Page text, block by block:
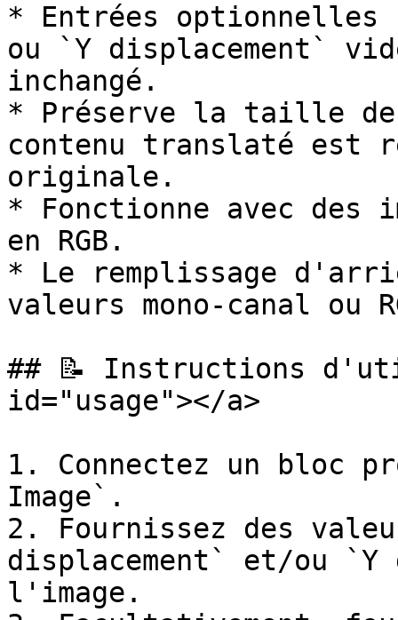
* Entrées
ou `Y displacement`
inchangé.
* Préserve la taille
contenu translaté est
originale.
* Fonctionne avec des
en RGB.
* Le remplissage
valeurs mono-canal ou
## 📝 Instructions
id="usage"></a>
1. Connectez un bloc
Image`.
2. Fournissez des
displacement` et/ou `Y
l'image.